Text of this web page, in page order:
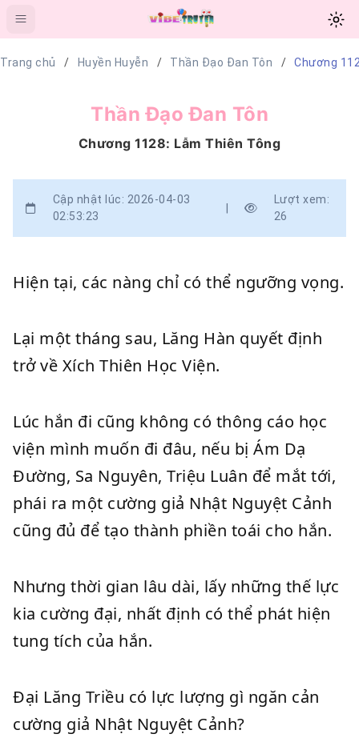
Trang chủ Huyền Huyễn Thần Đạo Đan Tôn Chương
Thần Đạo Đan Tôn
Chương 1128: Lẫm Thiên Tông
Cập nhật lúc: 2026-04-03
02:53:23
|
Lượt xem:
26
Hiện tại, các nàng chỉ có thể ngưỡng vọng.
Lại một tháng sau, Lăng Hàn quyết định
trở về Xích Thiên Học Viện.
Lúc hắn đi cũng không có thông cáo học
viện mình muốn đi đâu, nếu bị Ám Dạ
Đường, Sa Nguyên, Triệu Luân để mắt tới,
phái ra một cường giả Nhật Nguyệt Cảnh
cũng đủ để tạo thành phiền toái cho hắn.
Nhưng thời gian lâu dài, lấy những thế lực
kia cường đại, nhất định có thể phát hiện
tung tích của hắn.
Đại Lăng Triều có lực lượng gì ngăn cản
cường giả Nhật Nguyệt Cảnh?